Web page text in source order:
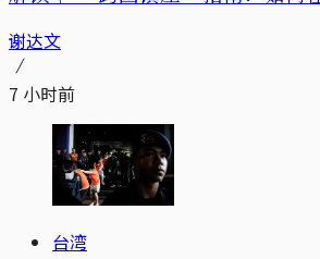
谢达文
7 小时前
台湾